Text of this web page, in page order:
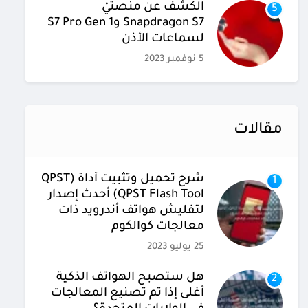
5
الكشف عن منصتيْ
Snapdragon S7 وS7 Pro Gen 1
لسماعات الأذن
5 نوفمبر 2023
مقالات
1
شرح تحميل وتثبيت أداة (QPST
(QPST Flash Tool أحدث إصدار
لتفليش هواتف أندرويد ذات
معالجات كوالكوم
25 يوليو 2023
2
هل ستصبح الهواتف الذكية
أغلى إذا تم تصنيع المعالجات